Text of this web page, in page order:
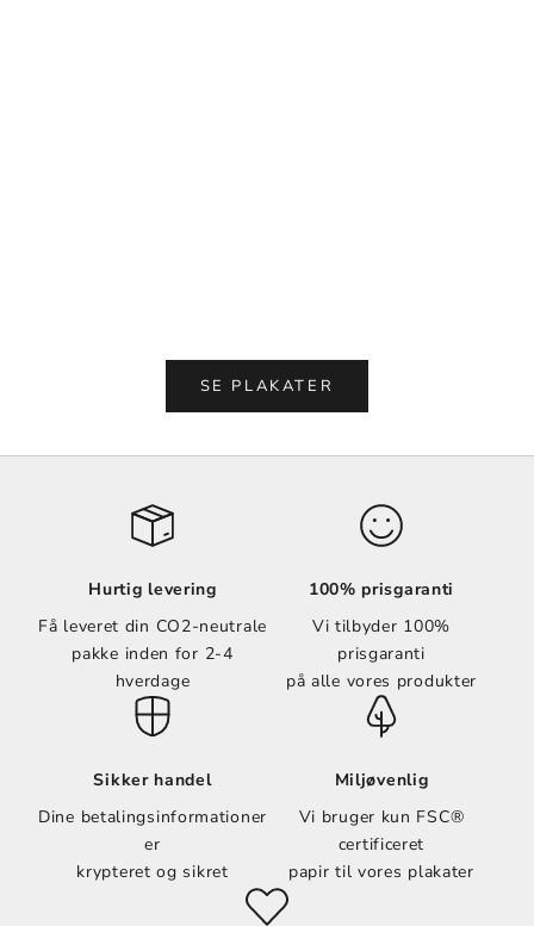
SE PLAKATER
Hurtig levering
Få leveret din CO2-neutrale
pakke inden for 2-4
hverdage
100% prisgaranti
Vi tilbyder 100%
prisgaranti
på alle vores produkter
Sikker handel
Dine betalingsinformationer
er
krypteret og sikret
Miljøvenlig
Vi bruger kun FSC®
certificeret
papir til vores plakater